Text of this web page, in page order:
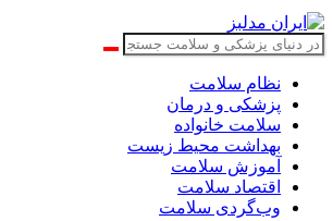
نظام سلامت
پزشکی و درمان
سلامت خانواده
بهداشت محیط زیست
آموزش سلامت
اقتصاد سلامت
وب‌گردی سلامت